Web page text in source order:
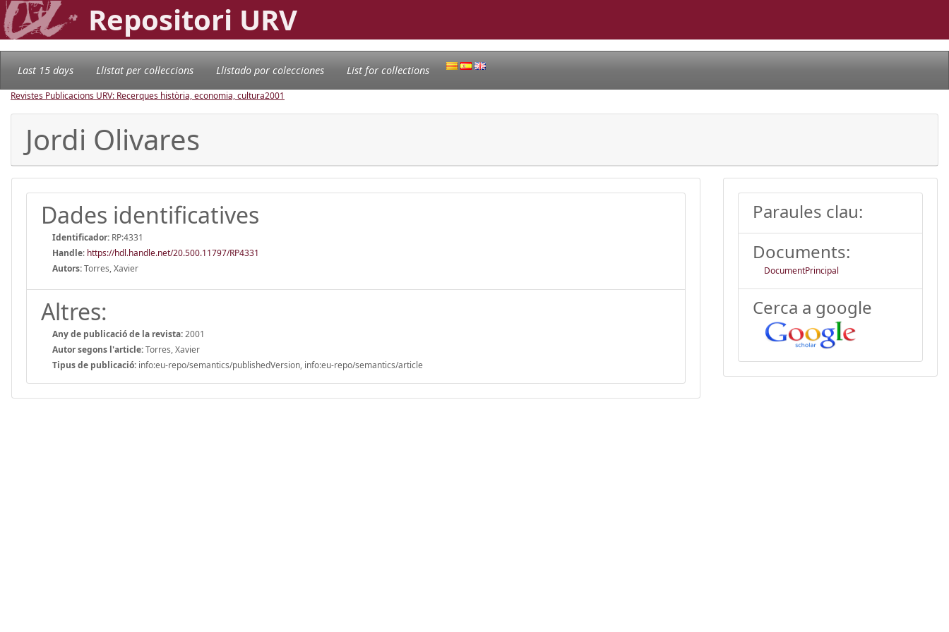
Repositori URV
Last 15 days Llistat per col·leccions Llistado por colecciones List for collections
Revistes Publicacions URV: Recerques història, economia, cultura2001
Jordi Olivares
Dades identificatives
Identificador: RP:4331
Handle: https://hdl.handle.net/20.500.11797/RP4331
Autors:Torres, Xavier
Altres:
Any de publicació de la revista:2001
Autor segons l'article:Torres, Xavier
Tipus de publicació: info:eu-repo/semantics/publishedVersion, info:eu-repo/semantics/article
Paraules clau:
Documents:
DocumentPrincipal
Cerca a google